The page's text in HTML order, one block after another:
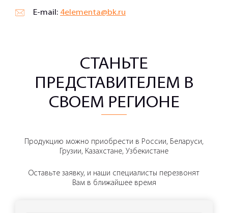
E-mail: 4elementa@bk.ru
СТАНЬТЕ
ПРЕДСТАВИТЕЛЕМ В
СВОЕМ РЕГИОНЕ
Продукцию можно приобрести в России, Беларуси,
Грузии, Казахстане, Узбекистане
Оставьте заявку, и наши специалисты перезвонят
Вам в ближайшее время